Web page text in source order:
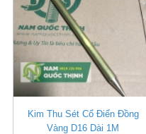
Kim Thu Sét Cổ Điển Đồng
Vàng D16 Dài 1M